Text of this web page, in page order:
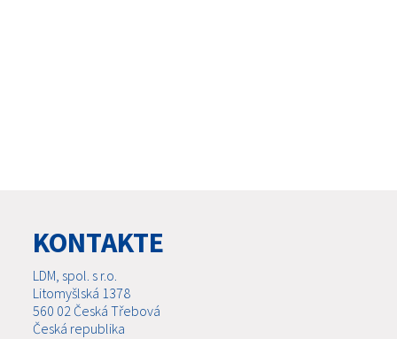
KONTAKTE
LDM, spol. s r.o.
Litomyšlská 1378
560 02 Česká Třebová
Česká republika